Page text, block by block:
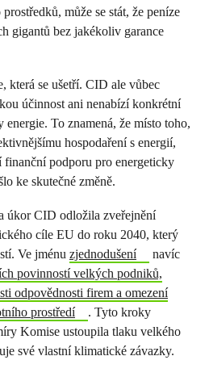
může se stát, že peníze
gigantů bez jakékoliv garance
která se ušetří. CID ale vůbec
účinnost ani nenabízí konkrétní
To znamená, že místo toho,
hospodaření s energií,
finanční podporu pro energeticky
ke skutečné změně.
úkor CID odložila zveřejnění
cíle EU do roku 2040, který
Ve jménu zjednodušení
navíc
povinností velkých podniků,
odpovědnosti firem a omezení
prostředí
. Tyto kroky
Komise ustoupila tlaku velkého
své vlastní klimatické závazky.